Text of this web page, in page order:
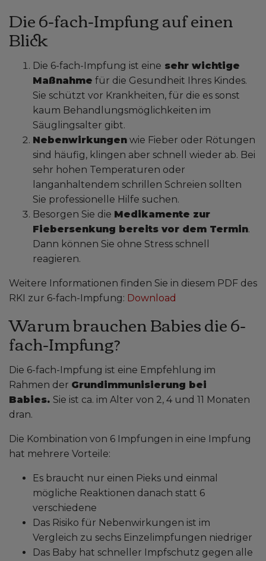
Die 6-fach-Impfung auf einen
Blick
Die 6-fach-Impfung ist eine sehr wichtige
Maßnahme für die Gesundheit Ihres Kindes.
Sie schützt vor Krankheiten, für die es sonst
kaum Behandlungsmöglichkeiten im
Säuglingsalter gibt.
Nebenwirkungen wie Fieber oder Rötungen
sind häufig, klingen aber schnell wieder ab. Bei
sehr hohen Temperaturen oder
langanhaltendem schrillen Schreien sollten
Sie professionelle Hilfe suchen.
Besorgen Sie die Medikamente zur
Fiebersenkung bereits vor dem Termin.
Dann können Sie ohne Stress schnell
reagieren.
Weitere Informationen finden Sie in diesem PDF des
RKI zur 6-fach-Impfung: Download
Warum brauchen Babies die 6-
fach-Impfung?
Die 6-fach-Impfung ist eine Empfehlung im
Rahmen der Grundimmunisierung bei
Babies. Sie ist ca. im Alter von 2, 4 und 11 Monaten
dran.
Die Kombination von 6 Impfungen in eine Impfung
hat mehrere Vorteile:
Es braucht nur einen Pieks und einmal
mögliche Reaktionen danach statt 6
verschiedene
Das Risiko für Nebenwirkungen ist im
Vergleich zu sechs Einzelimpfungen niedriger
Das Baby hat schneller Impfschutz gegen alle